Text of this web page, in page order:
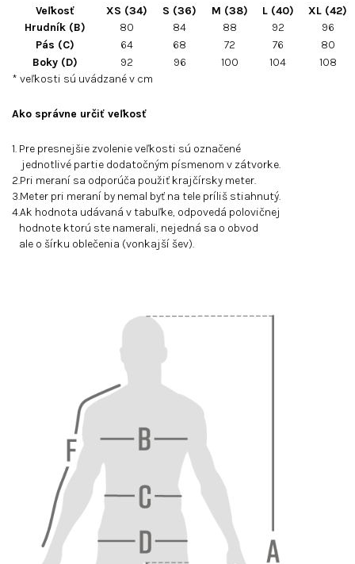
Veľkosť XS (34) S (36) M (38) L (40)
XL (42)
Hrudník (B)
80 84 88 92
96
Pás (C)
64 68 72 76
80
Boky (D)
92 96 100 104
108
* veľkosti sú uvádzané v cm
Ako správne určiť veľkosť
1. Pre presnejšie zvolenie veľkosti sú označené
jednotlivé partie dodatočným písmenom v zátvorke.
2.Pri meraní sa odporúča použiť krajčírsky meter.
3.Meter pri meraní by nemal byť na tele príliš stiahnutý.
4.Ak hodnota udávaná v tabuľke, odpovedá polovičnej
hodnote ktorú ste namerali, nejedná sa o obvod
ale o šírku oblečenia (vonkajší šev).